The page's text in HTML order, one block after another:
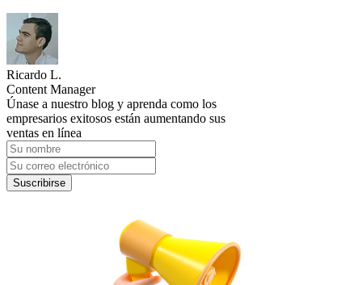
Ricardo L.
Content Manager
Únase a nuestro blog y aprenda como los
empresarios exitosos están aumentando sus
ventas en línea
Suscribirse